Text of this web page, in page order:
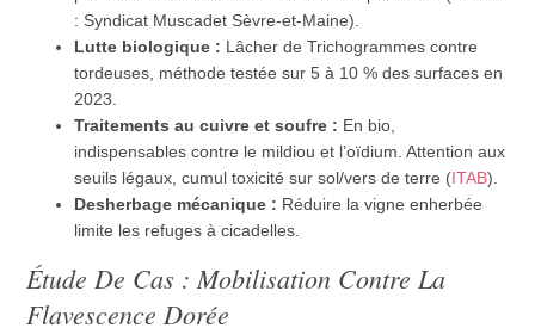
: Syndicat Muscadet Sèvre-et-Maine).
Lutte biologique : Lâcher de Trichogrammes contre
tordeuses, méthode testée sur 5 à 10 % des surfaces en
2023.
Traitements au cuivre et soufre : En bio,
indispensables contre le mildiou et l’oïdium. Attention aux
seuils légaux, cumul toxicité sur sol/vers de terre (ITAB).
Desherbage mécanique : Réduire la vigne enherbée
limite les refuges à cicadelles.
Étude De Cas : Mobilisation Contre La
Flavescence Dorée